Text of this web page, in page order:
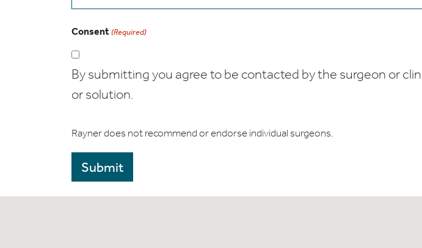
Consent (Required)
By submitting you agree to be contacted by the surgeon or
or solution.
Rayner does not recommend or endorse individual surgeons.